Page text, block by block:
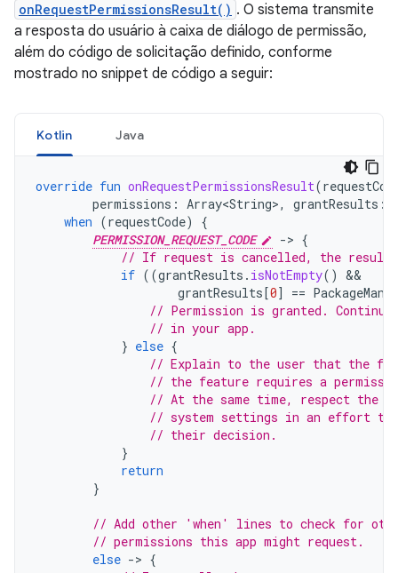
onRequestPermissionsResult() . O sistema transmite
a resposta do usuário à caixa de diálogo de permissão,
além do código de solicitação definido, conforme
mostrado no snippet de código a seguir:
Kotlin Java
override fun onRequestPermissionsResult(
permissions : Array<String>, grantResults :
when (requestCode)
{
PERMISSION_REQUEST_CODE
-> {
// If request is cancelled, the result
if ((grantResults . isNotEmpty()
grantResults [0] ==
// Permission is granted.
// in your app.
} else {
// Explain to the user that the
// the feature requires a
// At the same time, respect the
// system settings in an effort to
// their decision.
}
return
}
// Add other 'when' lines to check for
// permissions this app might request.
else -> {